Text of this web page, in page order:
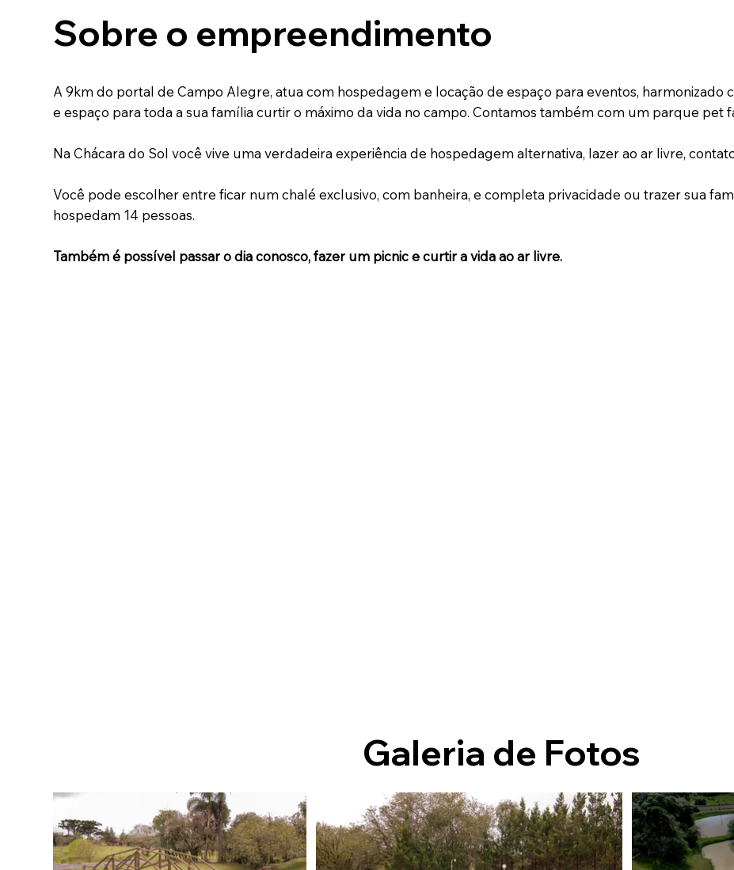
Galeria de Fotos
Sobre o empreendimento
A 9km do portal de Campo Alegre, atua com hospedagem e locação de espaço para eventos, harmonizado
e espaço para toda a sua família curtir o máximo da vida no campo. Contamos também com um parque pet
Na Chácara do Sol você vive uma verdadeira experiência de hospedagem alternativa, lazer ao ar livre,
Você pode escolher entre ficar num chalé exclusivo, com banheira, e completa privacidade ou trazer sua
hospedam 14 pessoas.
Também é possível passar o dia conosco, fazer um picnic e curtir a vida ao ar livre.